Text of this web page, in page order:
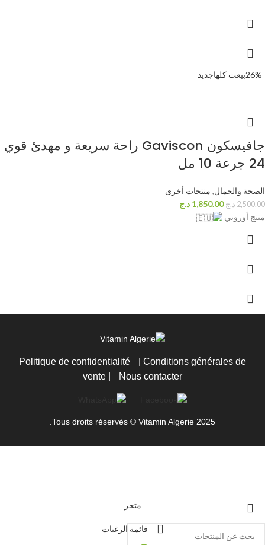
-26% بيعت كلهاجديد
جافيسكون Gaviscon راحة سريعة و مهدئ قوي
24 جرعة 10 مل
الصحة والجمال, منتجات أخرى
2,500.00د.ج 1,850.00 د.ج
منتج أوروبي
Politique de confidentialité
Conditions générales de
vente
Nous contacter
Tous droits réservés © Vitamin Algerie 2025.
متجر
قائمة الرغبات